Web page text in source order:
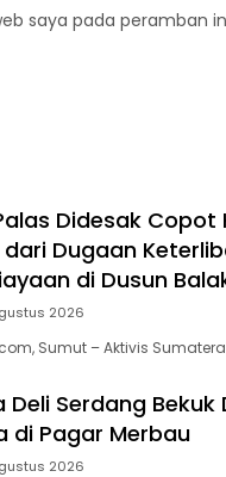
saya pada peramban
Didesak
Dugaan
di Dusun
2026
Sumut – Aktivis
Deli Serdang
di Pagar Merbau
2026